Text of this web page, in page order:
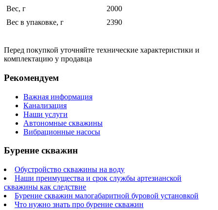
Вес, г
2000
Вес в упаковке, г
2390
Перед покупкой уточняйте технические характеристики и
комплектацию у продавца
Рекомендуем
Важная информация
Канализация
Наши услуги
Автономные скважины
Вибрационные насосы
Бурение скважин
Обустройство скважины на воду
Наши преимущества и срок службы артезианской
скважины как следствие
Бурение скважин малогабаритной буровой установкой
Что нужно знать про бурение скважин